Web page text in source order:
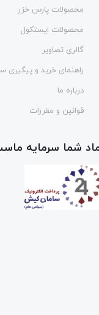
محصولات پارس خزر
محصولات ایستکول
گالری تصاویر
راهنمای خرید و پیگیری
درباره ما
قوانین و مقررات
شما سرمایه